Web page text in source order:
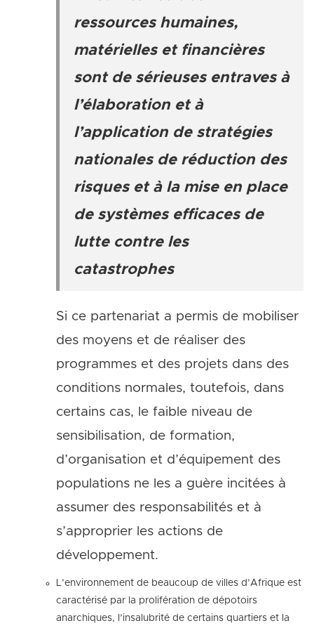
ressources humaines,
matérielles et financières
sont de sérieuses entraves à
l’élaboration et à
l’application de stratégies
nationales de réduction des
risques et à la mise en place
de systèmes efficaces de
lutte contre les
catastrophes
Si ce partenariat a permis de mobiliser
des moyens et de réaliser des
programmes et des projets dans des
conditions normales, toutefois, dans
certains cas, le faible niveau de
sensibilisation, de formation,
d’organisation et d’équipement des
populations ne les a guère incitées à
assumer des responsabilités et à
s’approprier les actions de
développement.
L’environnement de beaucoup de villes d’Afrique est
caractérisé par la prolifération de dépotoirs
anarchiques, l’insalubrité de certains quartiers et la